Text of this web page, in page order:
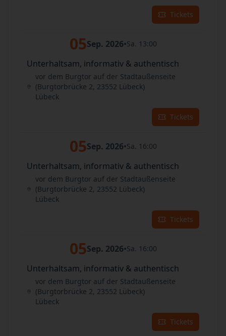
Tickets
05Sep. 2026•Sa. 13:00
Unterhaltsam, informativ & authentisch
vor dem Burgtor auf der Stadtaußenseite
(Burgtorbrücke 2, 23552 Lübeck)
Lübeck
Tickets
05Sep. 2026•Sa. 16:00
Unterhaltsam, informativ & authentisch
vor dem Burgtor auf der Stadtaußenseite
(Burgtorbrücke 2, 23552 Lübeck)
Lübeck
Tickets
05Sep. 2026•Sa. 16:00
Unterhaltsam, informativ & authentisch
vor dem Burgtor auf der Stadtaußenseite
(Burgtorbrücke 2, 23552 Lübeck)
Lübeck
Tickets